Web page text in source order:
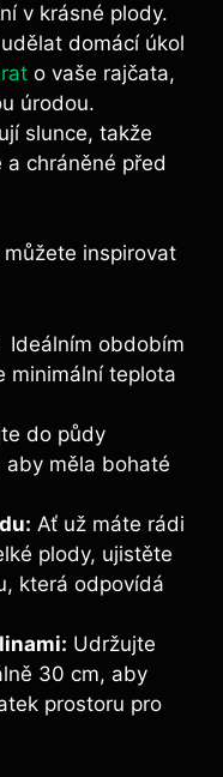
‌v ‌krásné plody.
domácí úkol‌
‍ o vaše rajčata,
úrodou.
slunce, takže
chráněné ‌před
inspirovat
⁤ Ideálním ‍obdobím‌
‌minimální teplota
⁤do⁢ půdy
aby měla‌ bohaté
Ať už máte rádi
plody, ujistěte
která odpovídá
Udržujte
30 cm,⁤ aby
prostoru pro